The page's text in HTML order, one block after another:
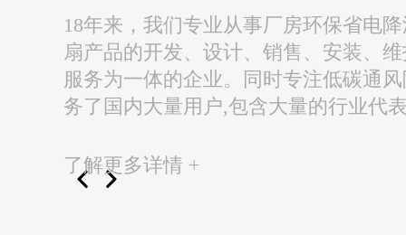
18年来，我们专业从事厂房环保省电
扇产品的开发、设计、销售、安装、
服务为一体的企业。同时专注低碳通
务了国内大量用户,包含大量的行业代
了解更多详情 +